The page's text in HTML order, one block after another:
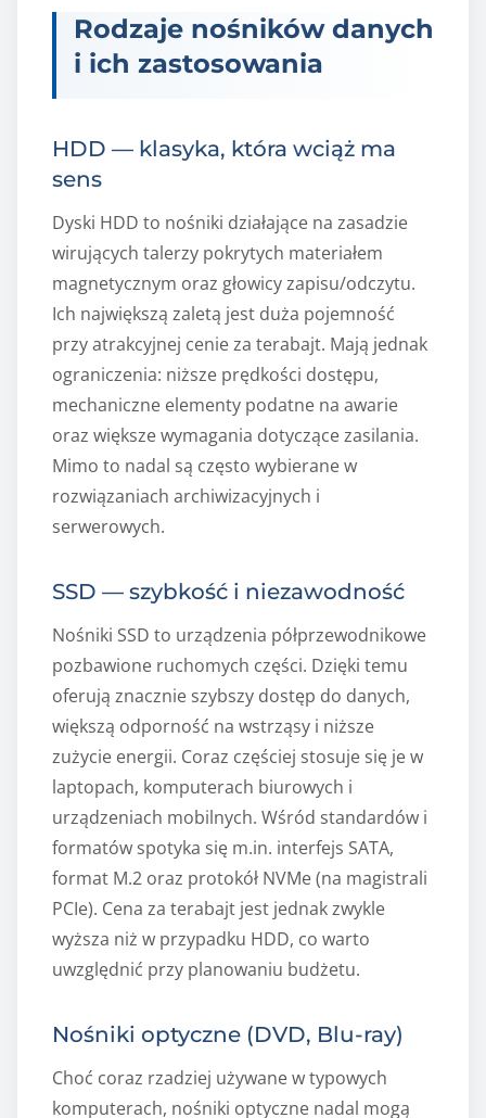
Rodzaje nośników danych
i ich zastosowania
HDD — klasyka, która wciąż ma
sens
Dyski HDD to nośniki działające na zasadzie
wirujących talerzy pokrytych materiałem
magnetycznym oraz głowicy zapisu/odczytu.
Ich największą zaletą jest duża pojemność
przy atrakcyjnej cenie za terabajt. Mają jednak
ograniczenia: niższe prędkości dostępu,
mechaniczne elementy podatne na awarie
oraz większe wymagania dotyczące zasilania.
Mimo to nadal są często wybierane w
rozwiązaniach archiwizacyjnych i
serwerowych.
SSD — szybkość i niezawodność
Nośniki SSD to urządzenia półprzewodnikowe
pozbawione ruchomych części. Dzięki temu
oferują znacznie szybszy dostęp do danych,
większą odporność na wstrząsy i niższe
zużycie energii. Coraz częściej stosuje się je w
laptopach, komputerach biurowych i
urządzeniach mobilnych. Wśród standardów i
formatów spotyka się m.in. interfejs SATA,
format M.2 oraz protokół NVMe (na magistrali
PCIe). Cena za terabajt jest jednak zwykle
wyższa niż w przypadku HDD, co warto
uwzględnić przy planowaniu budżetu.
Nośniki optyczne (DVD, Blu‑ray)
Choć coraz rzadziej używane w typowych
komputerach, nośniki optyczne nadal mogą